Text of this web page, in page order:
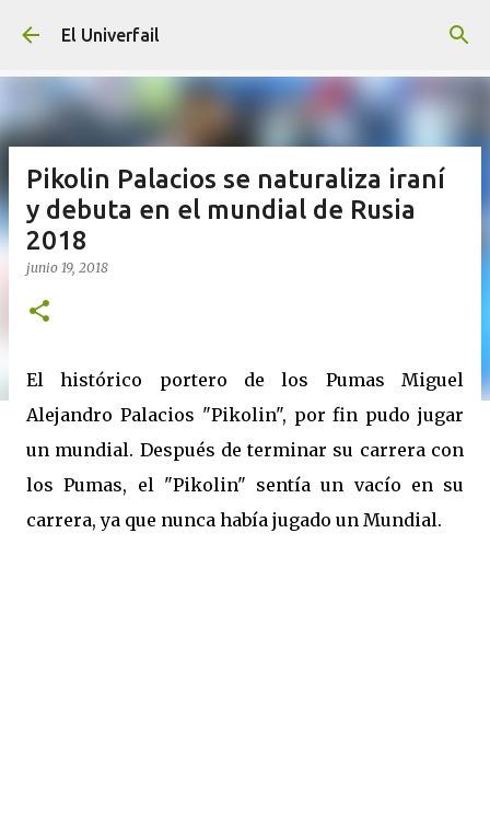
Ir al contenido principal
El Univerfail
Pikolin Palacios se naturaliza iraní
y debuta en el mundial de Rusia
2018
junio 19, 2018
El histórico portero de los Pumas Miguel
Alejandro Palacios "Pikolin", por fin pudo jugar
un mundial. Después de terminar su carrera con
los Pumas, el "Pikolin" sentía un vacío en su
carrera, ya que nunca había jugado un Mundial.